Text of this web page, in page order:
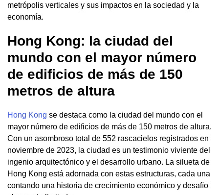
metrópolis verticales y sus impactos en la sociedad y la
economía.
Hong Kong: la ciudad del
mundo con el mayor número
de edificios de más de 150
metros de altura
Hong Kong se destaca como la ciudad del mundo con el
mayor número de edificios de más de 150 metros de altura.
Con un asombroso total de 552 rascacielos registrados en
noviembre de 2023, la ciudad es un testimonio viviente del
ingenio arquitectónico y el desarrollo urbano. La silueta de
Hong Kong está adornada con estas estructuras, cada una
contando una historia de crecimiento económico y desafío